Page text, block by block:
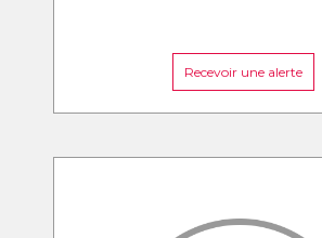
Recevoir une alerte